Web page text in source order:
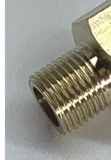
スイッチ
アーケードスイッチ
カーライト
リレー